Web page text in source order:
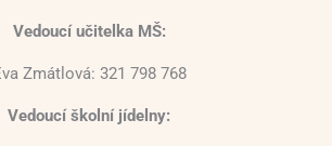
Vedoucí učitelka MŠ:
Zmátlová: 321 798 768
Vedoucí školní jídelny: